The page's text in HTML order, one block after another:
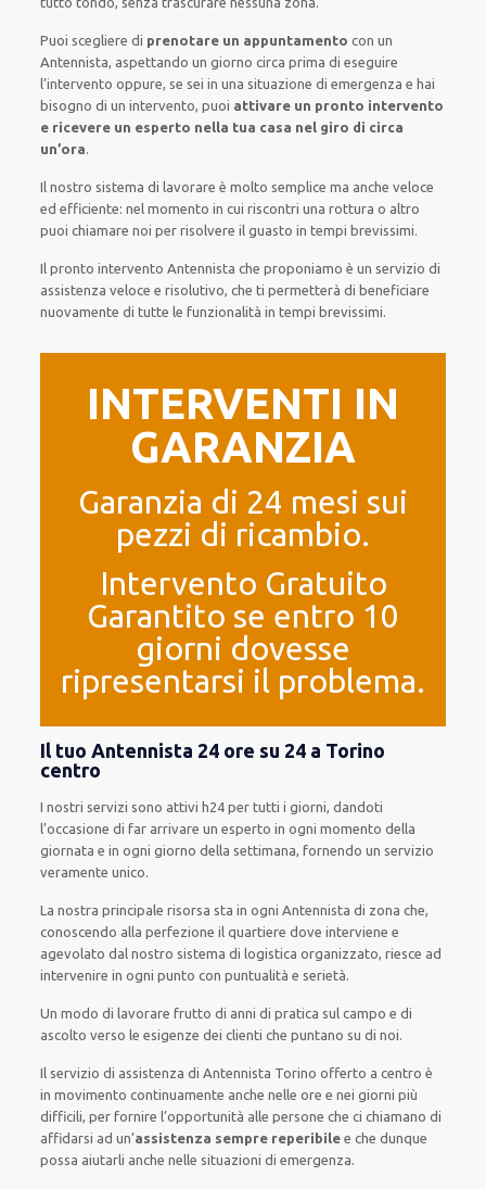
Puoi scegliere di prenotare un appuntamento con un
Antennista, aspettandoun giorno circa prima dieseguire
l’intervento oppure, se sei in una situazione di emergenza e hai
bisogno diun intervento, puoi attivare un pronto intervento
e ricevere un esperto nella tua casa nel giro di circa
un’ora.
Il nostro sistema di lavorare èmolto semplice ma anche veloce
ed efficiente: nel momento in cuiriscontriuna rottura o altro
puoi chiamare noi perrisolvere ilguasto in tempi brevissimi.
Il pronto intervento Antennistache proponiamo èun servizio di
assistenza veloce e risolutivo, che tipermetterà di beneficiare
nuovamente di tutte le funzionalità in tempi brevissimi.
INTERVENTI IN
GARANZIA
Garanzia di 24 mesi sui
pezzi di ricambio.
Intervento Gratuito
Garantito se entro 10
giorni dovesse
ripresentarsi il problema.
Il tuo Antennista 24 ore su 24 a Torino
centro
I nostri servizi sono attivi h24pertutti i giorni, dandoti
l’occasione di far arrivare unesperto inogni momento della
giornata e inogni giorno della settimana, fornendo un servizio
veramente unico.
La nostra principale risorsa sta in ogni Antennista di zona che,
conoscendo alla perfezione il quartiere dove interviene e
agevolato dal nostro sistema di logistica organizzato, riesce ad
intervenire in ogni punto con puntualità e serietà.
Un modo di lavorare frutto di anni di pratica sul campo e di
ascolto verso le esigenzedei clienti che puntano su di noi.
Il servizio di assistenza di Antennista Torinoofferto a centro è
in movimento continuamente anchenelle ore e nei giorni più
difficili, perfornire l’opportunità alle persone che ci chiamano di
affidarsi ad un’assistenza sempre reperibile e chedunque
possa aiutarli anchenelle situazioni di emergenza.